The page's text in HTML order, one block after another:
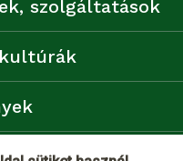
szolgáltatások